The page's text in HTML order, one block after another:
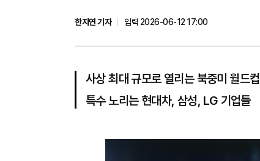
한지연 기자
입력 2026-06-12 17:00
사상 최대 규모로 열리는 북중미 월드컵
특수 노리는 현대차, 삼성, LG 기업들